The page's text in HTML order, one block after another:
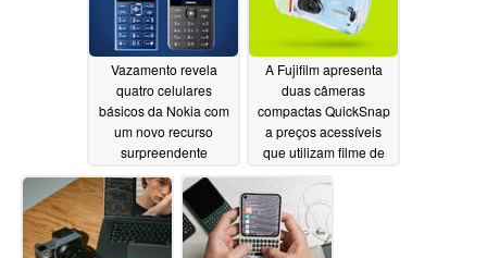
Vazamento revela
quatro celulares
básicos da Nokia com
um novo recurso
surpreendente
07/01/2026
A Fujifilm apresenta
duas câmeras
compactas QuickSnap
a preços acessíveis
que utilizam filme de
07/01/2026